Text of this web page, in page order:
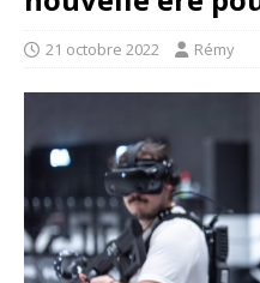
21 octobre 2022 Rémy